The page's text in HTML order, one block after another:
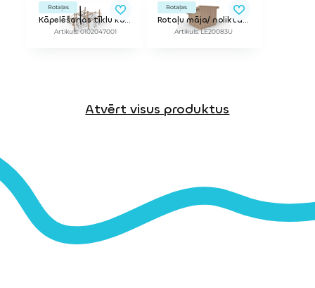
Rotaļas
Kāpelēšanas tīklu komplekss - Mini
Artikuls: 0102047001
Rotaļas
Rotaļu māja/ noliktava
Artikuls: LE20083U
Atvērt visus produktus